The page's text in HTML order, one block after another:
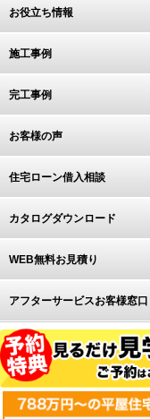
お役立ち情報
施工事例
完工事例
お客様の声
住宅ローン借入相談
カタログダウンロード
WEB無料お見積り
アフターサービスお客様窓口